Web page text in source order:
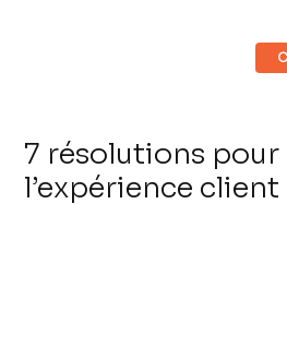
7 résolutions
l’expérience client